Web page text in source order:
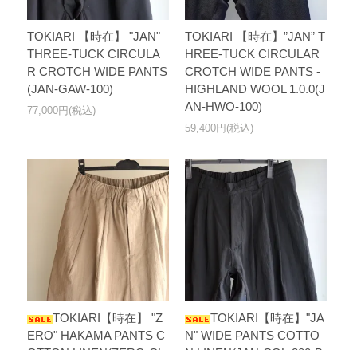
TOKIARI 【時在】 "JAN"
THREE-TUCK CIRCULA
R CROTCH WIDE PANTS
(JAN-GAW-100)
77,000円(税込)
TOKIARI 【時在】”JAN” T
HREE-TUCK CIRCULAR
CROTCH WIDE PANTS -
HIGHLAND WOOL 1.0.0(J
AN-HWO-100)
59,400円(税込)
TOKIARI【時在】 "Z
ERO" HAKAMA PANTS C
TOKIARI【時在】"JA
N" WIDE PANTS COTTO